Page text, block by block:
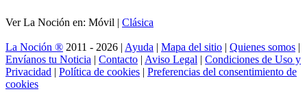
Ver La Noción en: Móvil | Clásica
La Noción ® 2011 - 2026 | Ayuda | Mapa del sitio | Quienes somos |
Envíanos tu Noticia | Contacto | Aviso Legal | Condiciones de Uso y
Privacidad | Política de cookies | Preferencias del consentimiento de
cookies